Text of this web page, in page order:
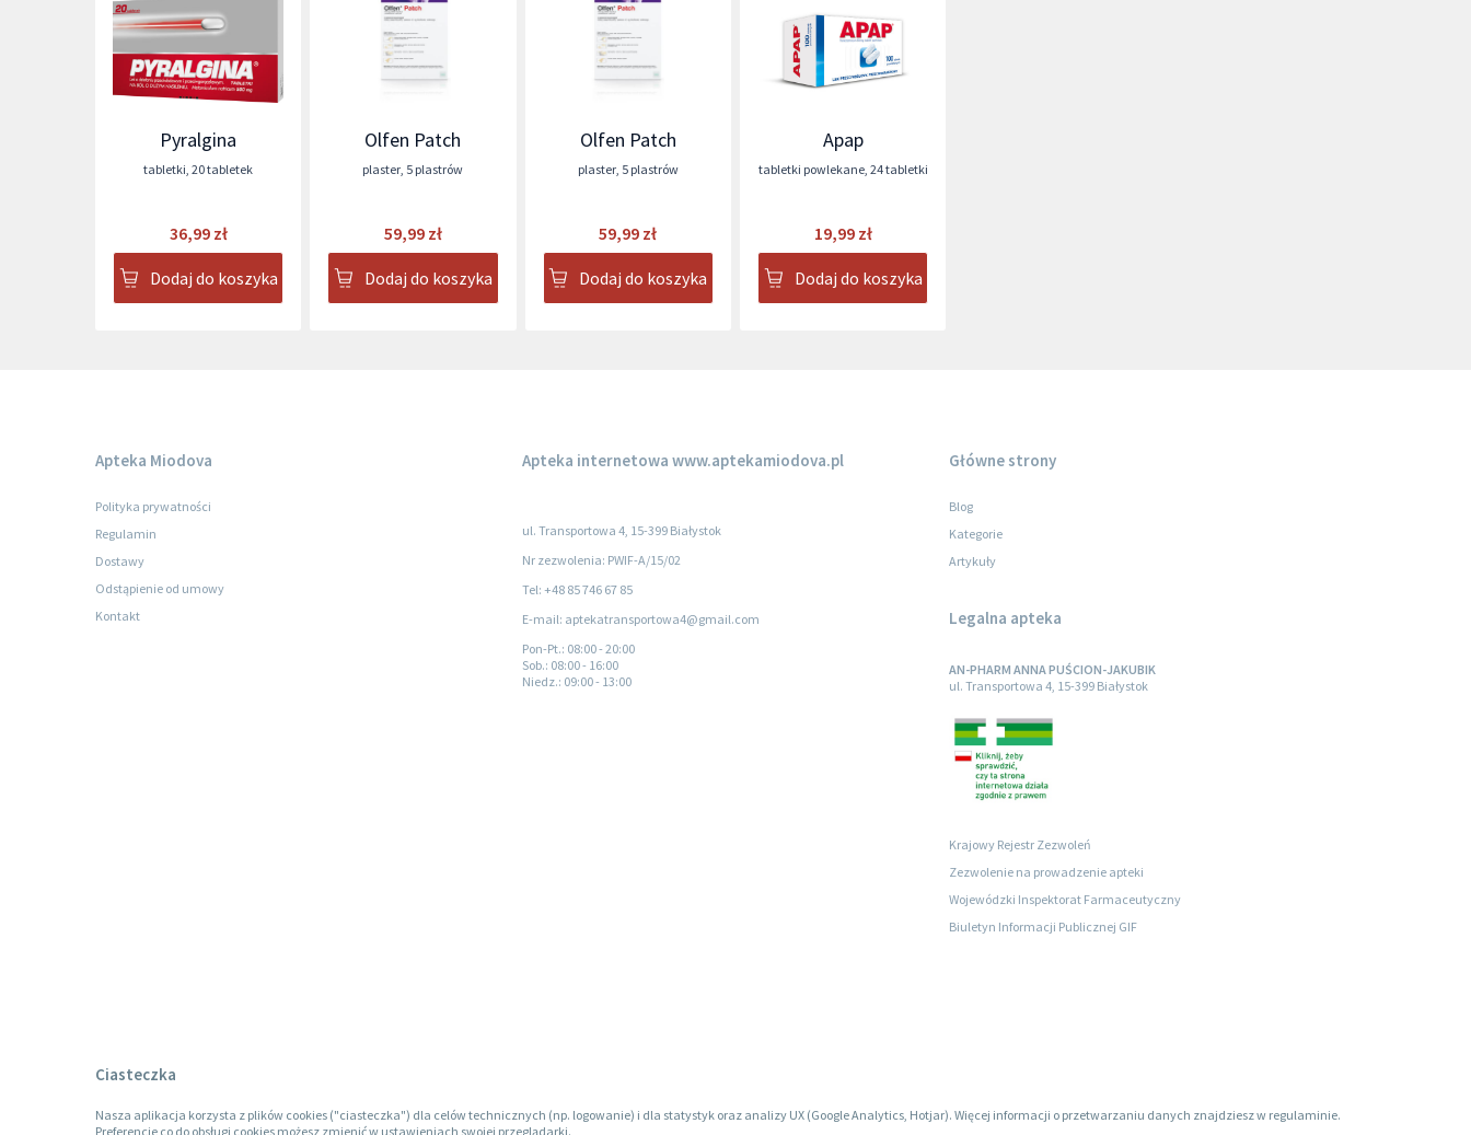
Pyralgina
tabletki,20 tabletek
36,99 zł
Dodaj do koszyka
Olfen Patch
plaster, 5 plastrów
59,99 zł
Dodaj do koszyka
Olfen Patch
plaster, 5 plastrów
59,99 zł
Dodaj do koszyka
Apap
tabletki powlekane, 24 tabletki
19,99 zł
Dodaj do koszyka
Apteka Miodova
Polityka prywatności
Regulamin
Dostawy
Odstąpienie od umowy
Kontakt
Apteka internetowa www.aptekamiodova.pl
ul. Transportowa 4, 15-399 Białystok
Nr zezwolenia: PWIF-A/15/02
Tel: +48 85 746 67 85
E-mail: aptekatransportowa4@gmail.com
Pon-Pt.: 08:00 - 20:00
Sob.: 08:00 - 16:00
Niedz.: 09:00 - 13:00
Główne strony
Blog
Kategorie
Artykuły
Legalna apteka
AN-PHARM ANNA PUŚCION-JAKUBIK
ul. Transportowa 4, 15-399 Białystok
Krajowy Rejestr Zezwoleń
Zezwolenie na prowadzenie apteki
Wojewódzki Inspektorat Farmaceutyczny
Biuletyn Informacji Publicznej GIF
Ciasteczka
Nasza aplikacja korzysta z plików cookies ("ciasteczka") dla celów technicznych (np. logowanie) i dla statystyk oraz analizy UX (Google Analytics, Hotjar). Więcej informacji o przetwarzaniu danych znajdziesz w regulaminie.
Preferencje co do obsługi cookies możesz zmienić w ustawieniach swojej przeglądarki.